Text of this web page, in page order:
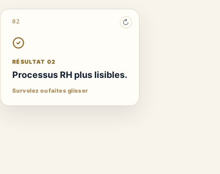
↻
02
RÉSULTAT 02
Processus RH plus lisibles.
Survolez ou faites glisser
Clarification des promesses et preuves employeur.
Une mise en œuvre suivie par une décision humaine